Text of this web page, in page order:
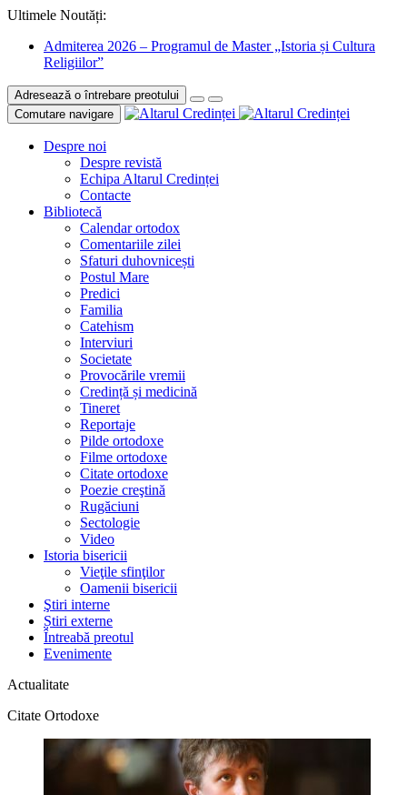
Ultimele Noutăți:
Admiterea 2026 – Programul de Master „Istoria și Cultura
Religiilor”
Adresează o întrebare preotului
Comutare navigare
Despre noi
Despre revistă
Echipa Altarul Credinței
Contacte
Bibliotecă
Calendar ortodox
Comentariile zilei
Sfaturi duhovnicești
Postul Mare
Predici
Familia
Catehism
Interviuri
Societate
Provocările vremii
Credință și medicină
Tineret
Reportaje
Pilde ortodoxe
Filme ortodoxe
Citate ortodoxe
Poezie creştină
Rugăciuni
Sectologie
Video
Istoria bisericii
Vieţile sfinţilor
Oamenii bisericii
Ştiri interne
Știri externe
Întreabă preotul
Evenimente
Actualitate
Citate Ortodoxe